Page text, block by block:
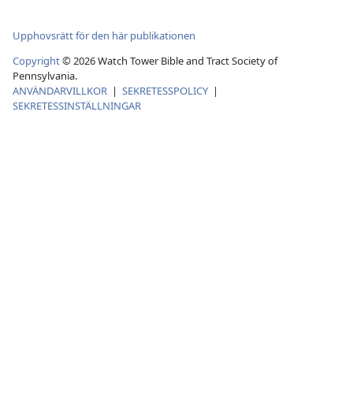
Upphovsrätt för den här publikationen
Copyright©2026Watch Tower Bible and Tract Society of
Pennsylvania.
ANVÄNDARVILLKOR | SEKRETESSPOLICY |
SEKRETESSINSTÄLLNINGAR